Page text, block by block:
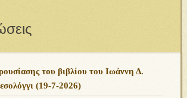
του βιβλίου του Ιωάννη Δ.
(19-7-2026)